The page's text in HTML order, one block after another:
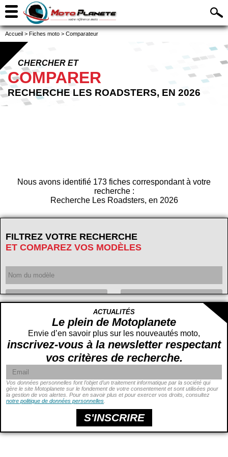
Accueil > Fiches moto > Comparateur
CHERCHER ET
COMPARER
RECHERCHE LES ROADSTERS, EN 2026
Nous avons identifié 173 fiches correspondant à votre
recherche :
Recherche Les Roadsters, en 2026
FILTREZ VOTRE RECHERCHE
ET COMPAREZ VOS MODÈLES
Cylindrée
cc
Puissance
ch -
Prix
cm -
ACTUALITÉS
Le plein de Motoplanete
Envie d’en savoir plus sur les nouveautés moto,
inscrivez-vous à la newsletter respectant
vos critères de recherche.
Vos données personnelles font l’objet d’un traitement informatique par la société qui
gère le site Motoplanete sur le fondement de votre consentement et sont utilisées pour
la gestion de vos alertes. Pour en savoir plus et pour exercer vos droits, consultez
notre politique de données personnelles
S'INSCRIRE